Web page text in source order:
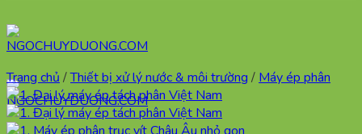
Trang chủ /Thiết bị xử lý nước & môi trường / Máy ép phân